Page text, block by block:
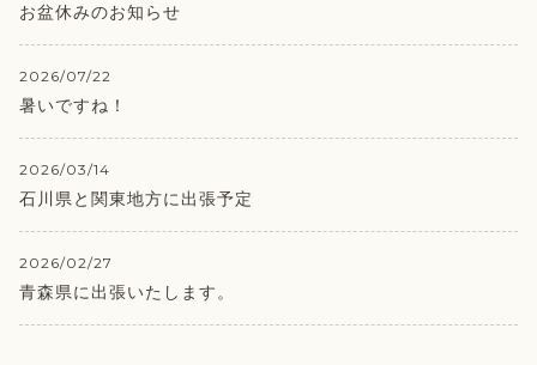
お盆休みのお知らせ
2026/07/22
暑いですね！
2026/03/14
石川県と関東地方に出張予定
2026/02/27
青森県に出張いたします。